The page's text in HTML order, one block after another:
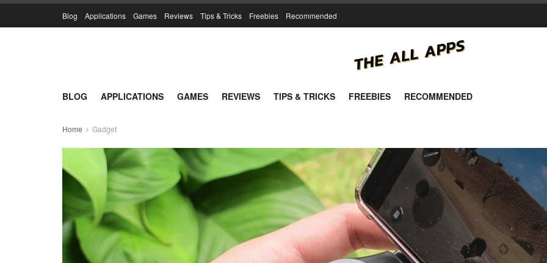
Blog Applications Games Reviews Tips & Tricks Freebies Recommended
BLOG APPLICATIONS GAMES REVIEWS TIPS & TRICKS FREEBIES RECOMMENDED
Home Gadget